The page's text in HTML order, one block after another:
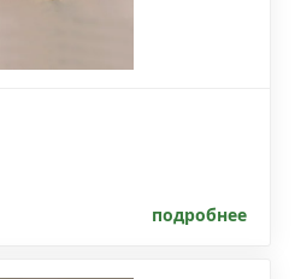
подробнее